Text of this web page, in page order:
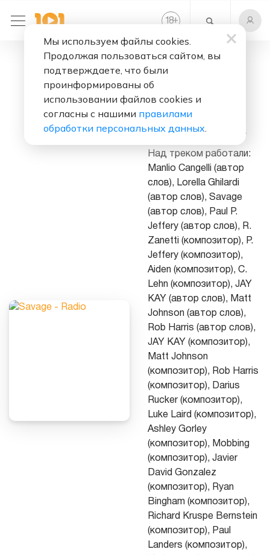
18+
Radio
Альбом:Greatest Hits
Над треком работали:
Manlio Cangelli (автор
слов), Lorella Ghilardi
(автор слов), Savage
(автор слов), Paul P.
Jeffery (автор слов), R.
Zanetti (композитор), P.
Jeffery (композитор),
Aiden (композитор), C.
Lehn (композитор), JAY
KAY (автор слов), Matt
Johnson (автор слов),
Rob Harris (автор слов),
JAY KAY (композитор),
Matt Johnson
(композитор), Rob Harris
(композитор), Darius
Rucker (композитор),
Luke Laird (композитор),
Ashley Gorley
(композитор), Mobbing
(композитор), Javier
David Gonzalez
(композитор), Ryan
Bingham (композитор),
Richard Kruspe Bernstein
(композитор), Paul
Landers (композитор),
Мы используем файлы cookies.
Продолжая пользоваться сайтом, вы
подтверждаете, что были
проинформированы об
использовании файлов cookies и
согласны с нашими правилами
обработки персональных данных.